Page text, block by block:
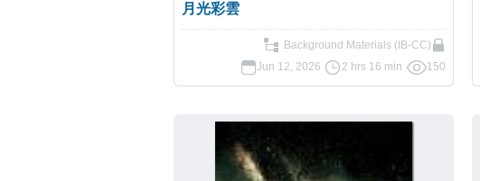
月光彩雲
Background Materials (IB-CC)
Jun 12, 2026
2 hrs 16 min 150